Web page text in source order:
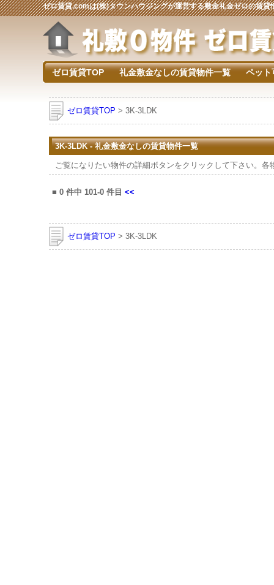
ゼロ賃貸.comは(株)タウンハウジングが運営する敷金礼金ゼロの賃貸
ゼロ賃貸TOP 礼金敷金なしの賃貸物件一覧 ペット
ゼロ賃貸TOP > 3K-3LDK
3K-3LDK - 礼金敷金なしの賃貸物件一覧
ご覧になりたい物件の詳細ボタンをクリックして下さい。各
■ 0 件中 101-0 件目 <<
ゼロ賃貸TOP > 3K-3LDK